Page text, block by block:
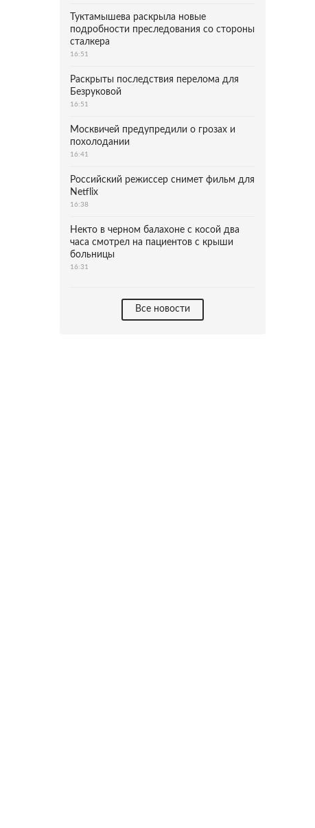
Туктамышева раскрыла новые
подробности преследования со стороны
сталкера
16:51
Раскрыты последствия перелома для
Безруковой
16:51
Москвичей предупредили о грозах и
похолодании
16:41
Российский режиссер снимет фильм для
Netflix
16:38
Некто в черном балахоне с косой два
часа смотрел на пациентов с крыши
больницы
16:31
Все новости